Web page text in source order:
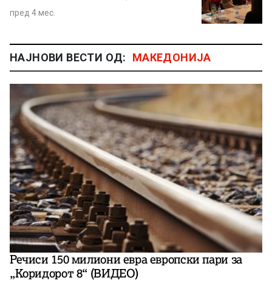
пред 4 мес.
НАЈНОВИ ВЕСТИ ОД: МАКЕДОНИЈА
Речиси 150 милиони евра европски пари за
„Коридорот 8“ (ВИДЕО)